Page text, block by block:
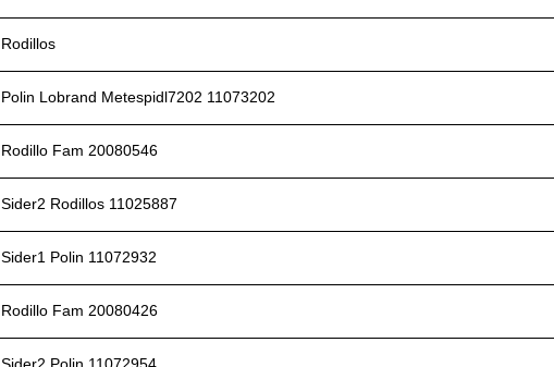
Rodillos
Polin Lobrand Metespidl7202 11073202
Rodillo Fam 20080546
Sider2 Rodillos 11025887
Sider1 Polin 11072932
Rodillo Fam 20080426
Sider2 Polin 11072954